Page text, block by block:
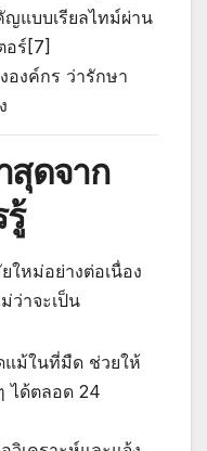
ญแบบเรียลไทม์ผ่าน
อร์[7]
งค์กร ว่ารักษา
สุดจาก
หม่อย่างต่อเนื่อง
ว่าจะเป็น
ม้ในที่มืด ช่วยให้
ได้ตลอด 24